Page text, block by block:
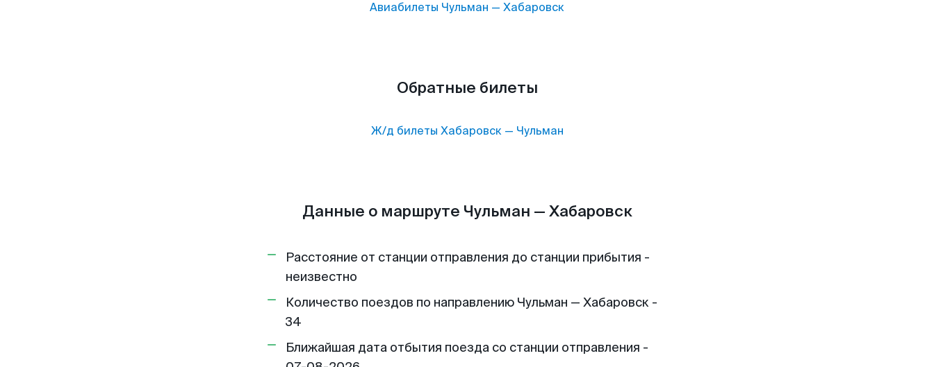
Авиабилеты Чульман — Хабаровск
Обратные билеты
Ж/д билеты Хабаровск— Чульман
Данные о маршруте Чульман — Хабаровск
Расстояние от станции отправления до станции прибытия -
неизвестно
Количество поездов по направлению Чульман — Хабаровск -
34
Ближайшая дата отбытия поезда со станции отправления -